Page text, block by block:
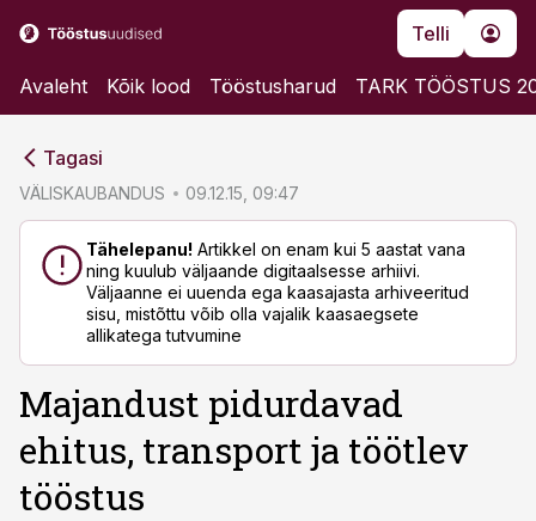
Telli
Avaleht Kõik lood Tööstusharud TARK TÖÖSTUS
Tagasi
VÄLISKAUBANDUS 09.12.15, 09:47
Tähelepanu! Artikkel on enam kui 5 aastat vana
ning kuulub väljaande digitaalsesse arhiivi.
Väljaanne ei uuenda ega kaasajasta arhiveeritud
sisu, mistõttu võib olla vajalik kaasaegsete
allikatega tutvumine
Majandust pidurdavad
ehitus, transport ja töötlev
tööstus